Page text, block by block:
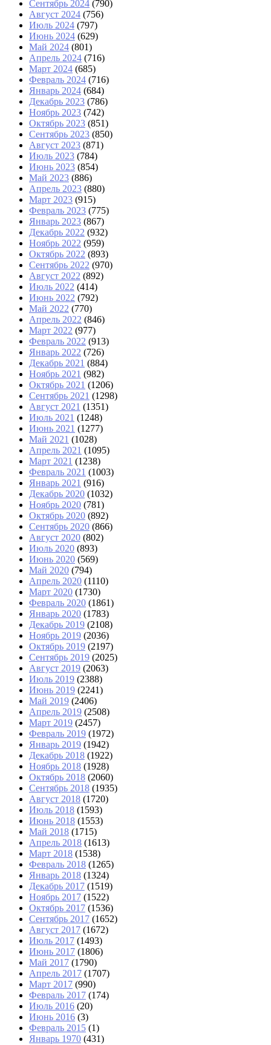
Сентябрь 2024 (790)
Август 2024 (756)
Июль 2024 (797)
Июнь 2024 (629)
Май 2024 (801)
Апрель 2024 (716)
Март 2024 (685)
Февраль 2024 (716)
Январь 2024 (684)
Декабрь 2023 (786)
Ноябрь 2023 (742)
Октябрь 2023 (851)
Сентябрь 2023 (850)
Август 2023 (871)
Июль 2023 (784)
Июнь 2023 (854)
Май 2023 (886)
Апрель 2023 (880)
Март 2023 (915)
Февраль 2023 (775)
Январь 2023 (867)
Декабрь 2022 (932)
Ноябрь 2022 (959)
Октябрь 2022 (893)
Сентябрь 2022 (970)
Август 2022 (892)
Июль 2022 (414)
Июнь 2022 (792)
Май 2022 (770)
Апрель 2022 (846)
Март 2022 (977)
Февраль 2022 (913)
Январь 2022 (726)
Декабрь 2021 (884)
Ноябрь 2021 (982)
Октябрь 2021 (1206)
Сентябрь 2021 (1298)
Август 2021 (1351)
Июль 2021 (1248)
Июнь 2021 (1277)
Май 2021 (1028)
Апрель 2021 (1095)
Март 2021 (1238)
Февраль 2021 (1003)
Январь 2021 (916)
Декабрь 2020 (1032)
Ноябрь 2020 (781)
Октябрь 2020 (892)
Сентябрь 2020 (866)
Август 2020 (802)
Июль 2020 (893)
Июнь 2020 (569)
Май 2020 (794)
Апрель 2020 (1110)
Март 2020 (1730)
Февраль 2020 (1861)
Январь 2020 (1783)
Декабрь 2019 (2108)
Ноябрь 2019 (2036)
Октябрь 2019 (2197)
Сентябрь 2019 (2025)
Август 2019 (2063)
Июль 2019 (2388)
Июнь 2019 (2241)
Май 2019 (2406)
Апрель 2019 (2508)
Март 2019 (2457)
Февраль 2019 (1972)
Январь 2019 (1942)
Декабрь 2018 (1922)
Ноябрь 2018 (1928)
Октябрь 2018 (2060)
Сентябрь 2018 (1935)
Август 2018 (1720)
Июль 2018 (1593)
Июнь 2018 (1553)
Май 2018 (1715)
Апрель 2018 (1613)
Март 2018 (1538)
Февраль 2018 (1265)
Январь 2018 (1324)
Декабрь 2017 (1519)
Ноябрь 2017 (1522)
Октябрь 2017 (1536)
Сентябрь 2017 (1652)
Август 2017 (1672)
Июль 2017 (1493)
Июнь 2017 (1806)
Май 2017 (1790)
Апрель 2017 (1707)
Март 2017 (990)
Февраль 2017 (174)
Июль 2016 (20)
Июнь 2016 (3)
Февраль 2015 (1)
Январь 1970 (431)